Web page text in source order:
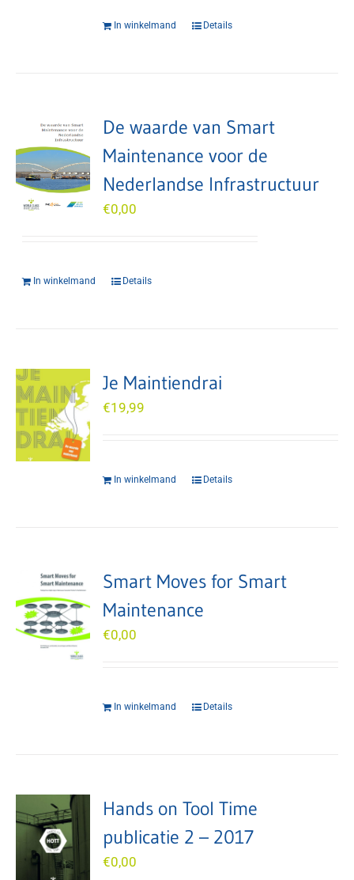
In winkelmand Details
De waarde van Smart
Maintenance voor de
Nederlandse Infrastructuur
€0,00
In winkelmand Details
Je Maintiendrai
€19,99
In winkelmand Details
Smart Moves for Smart
Maintenance
€0,00
In winkelmand Details
Hands on Tool Time
publicatie 2 – 2017
€0,00